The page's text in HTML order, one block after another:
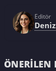
Editör
ÖNERILEN